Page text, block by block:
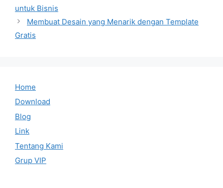
untuk Bisnis
Membuat Desain yang Menarik dengan Template
Gratis
Home
Download
Blog
Link
Tentang Kami
Grup VIP